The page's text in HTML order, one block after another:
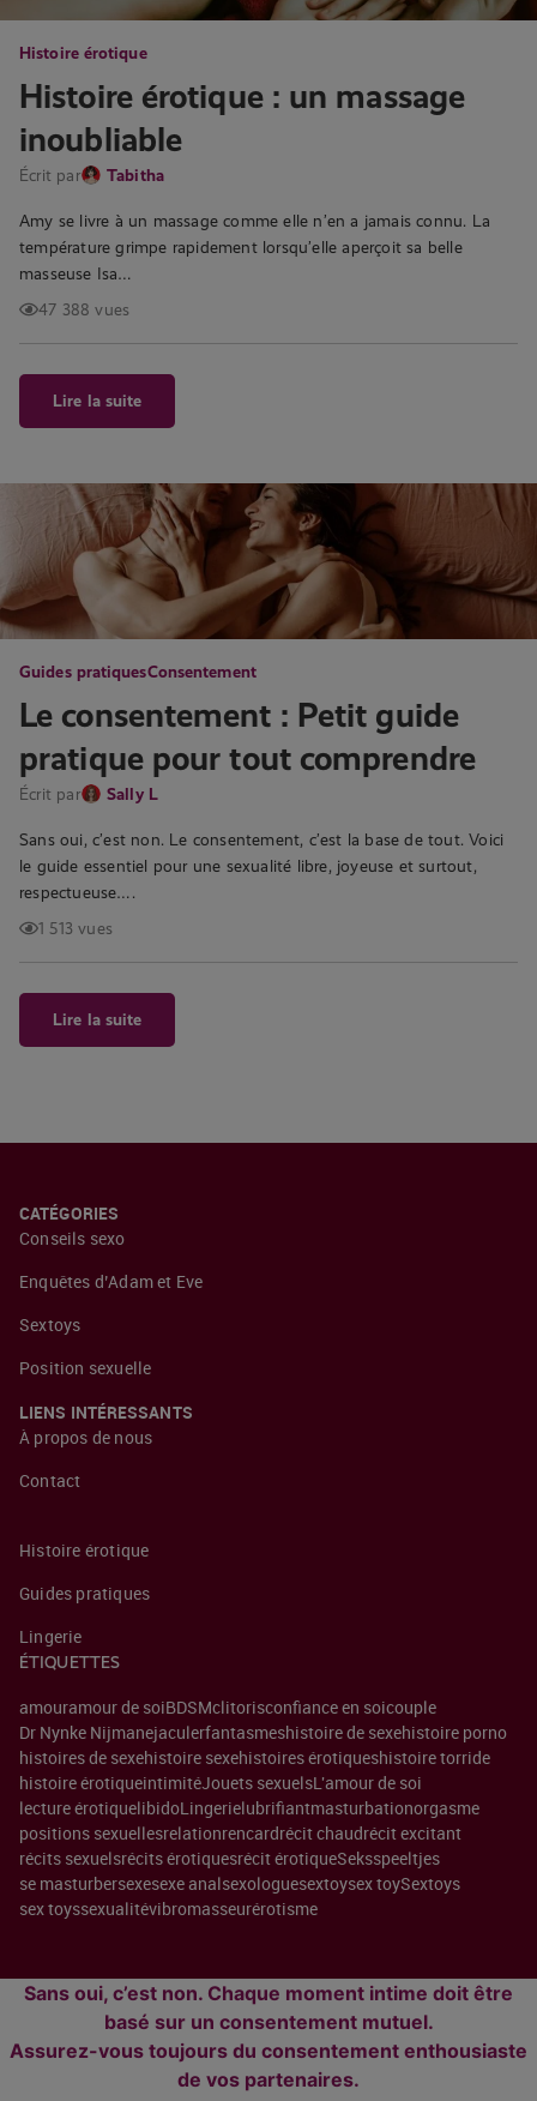
Histoire érotique
Histoire érotique : un massage
inoubliable
Écrit par Tabitha
Amy se livre à un massage comme elle n’en a jamais connu. La
température grimpe rapidement lorsqu’elle aperçoit sa belle
masseuse Isa…
47 388 vues
Lire la suite
Guides pratiquesConsentement
Le consentement : Petit guide
pratique pour tout comprendre
Écrit par Sally L
Sans oui, c’est non. Le consentement, c’est la base de tout. Voici
le guide essentiel pour une sexualité libre, joyeuse et surtout,
respectueuse….
1 513 vues
Lire la suite
CATÉGORIES
Conseils sexo
Enquêtes d’Adam et Eve
Sextoys
Position sexuelle
LIENS INTÉRESSANTS
À propos de nous
Contact
Histoire érotique
Guides pratiques
Lingerie
ÉTIQUETTES
amouramour de soiBDSMclitorisconfiance en soicouple
Dr Nynke Nijmanejaculerfantasmeshistoire de sexehistoire porno
histoires de sexehistoire sexehistoires érotiqueshistoire torride
histoire érotiqueintimitéJouets sexuelsL'amour de soi
lecture érotiquelibidoLingerielubrifiantmasturbationorgasme
positions sexuellesrelationrencardrécit chaudrécit excitant
récits sexuelsrécits érotiquesrécit érotiqueSeksspeeltjes
se masturbersexesexe analsexologuesextoysex toySextoys
sex toyssexualitévibromasseurérotisme
Sans oui, c’est non. Chaque moment intime doit être
basé sur un consentement mutuel.
Assurez-vous toujours du consentement enthousiaste
de vos partenaires.